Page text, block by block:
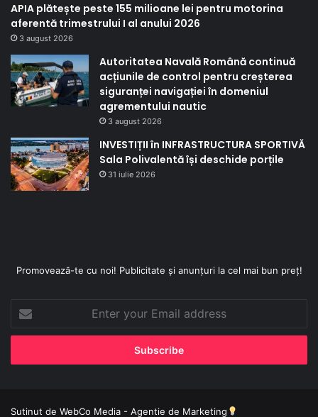
APIA plătește peste 155 milioane lei pentru motorina
aferentă trimestrului I al anului 2026
3 august 2026
Autoritatea Navală Română continuă
acțiunile de control pentru creșterea
siguranței navigației în domeniul
agrementului nautic
3 august 2026
INVESTIȚII în INFRASTRUCTURA SPORTIVĂ
Sala Polivalentă își deschide porțile
31 iulie 2026
Promovează-te cu noi! Publicitate și anunțuri la cel mai bun preț!
your
Email
Sutinut de WebCo Media - Agentie de Marketing